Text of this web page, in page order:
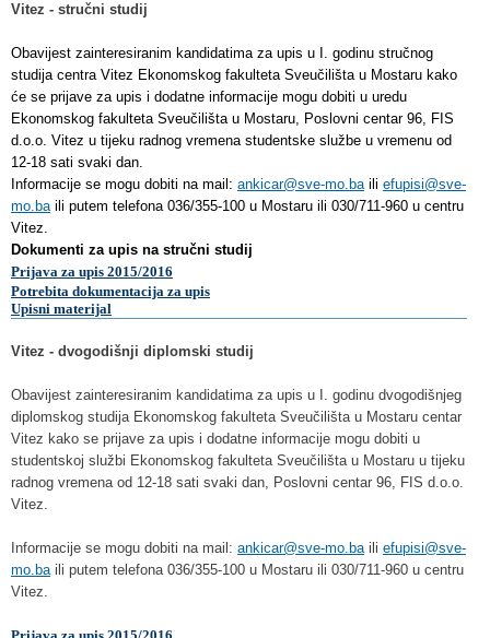
Vitez - stručni studij
Obavijest zainteresiranim kandidatima za upis u I. godinu stručnog
studija centra Vitez Ekonomskog fakulteta Sveučilišta u Mostaru kako
će se prijave za upis i dodatne informacije mogu dobiti u uredu
Ekonomskog fakulteta Sveučilišta u Mostaru, Poslovni centar 96, FIS
d.o.o. Vitez u tijeku radnog vremena studentske službe u vremenu od
12-18 sati svaki dan.
Informacije se mogu dobiti na mail: ankicar@sve-mo.baili efupisi@sve-
mo.baili putem telefona 036/355-100 u Mostaru ili 030/711-960 u centru
Vitez.
Dokumenti za upis na stručni studij
Prijava za upis 2015/2016
Potrebita dokumentacija za upis
Upisni materijal
Vitez - dvogodišnji diplomski studij
Obavijest zainteresiranim kandidatima za upis u I. godinu dvogodišnjeg
diplomskog studija Ekonomskog fakulteta Sveučilišta u Mostaru centar
Vitez kako se prijave za upis i dodatne informacije mogu dobiti u
studentskoj službi Ekonomskog fakulteta Sveučilišta u Mostaru u tijeku
radnog vremena od 12-18 sati svaki dan, Poslovni centar 96, FIS d.o.o.
Vitez.
Informacije se mogu dobiti na mail: ankicar@sve-mo.baili efupisi@sve-
mo.baili putem telefona 036/355-100 u Mostaru ili 030/711-960 u centru
Vitez.